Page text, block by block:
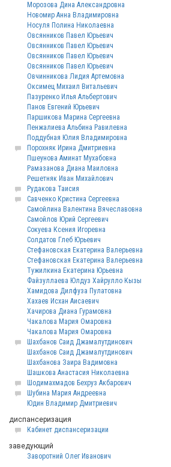
Морозова Дина Александровна
Новомир Анна Владимировна
Носуля Полина Николаевна
Овсянников Павел Юрьевич
Овсянников Павел Юрьевич
Овсянников Павел Юрьевич
Овсянников Павел Юрьевич
Овчинникова Лидия Артемовна
Оксимец Михаил Витальевич
Пазуренко Илья Альбертович
Панов Евгений Юрьевич
Паршикова Марина Сергеевна
Пенжалиева Альбина Равилевна
Поддубная Юлия Владимировна
Порохняк Ирина Дмитриевна
Пшеунова Аминат Мухабовна
Рамазанова Диана Маиловна
Решетняк Иван Михайлович
Рудакова Таисия
Савченко Кристина Сергеевна
Самойлина Валентина Вячеславовна
Самойлов Юрий Сергеевич
Сокуева Ксения Игоревна
Солдатов Глеб Юрьевич
Стефановская Екатерина Валерьевна
Стефановская Екатерина Валерьевна
Тужилкина Екатерина Юрьевна
Файзуллаева Юлдуз Хайрулло Кызы
Хамидова Дилфуза Пулатовна
Хахаев Исхан Аисаевич
Хачирова Диана Гурамовна
Чакалова Мария Омаровна
Чакалова Мария Омаровна
Шахбанов Саид Джамалутдинович
Шахбанов Саид Джамалутдинович
Шахбанова Заира Вадимовна
Шашкова Анастасия Николаевна
Шодимахмадов Бехруз Акбарович
Шубина Мария Андреевна
Юдин Владимир Дмитриевич
диспансеризация
Кабинет диспансеризации
заведующий
Заворотний Олег Иванович